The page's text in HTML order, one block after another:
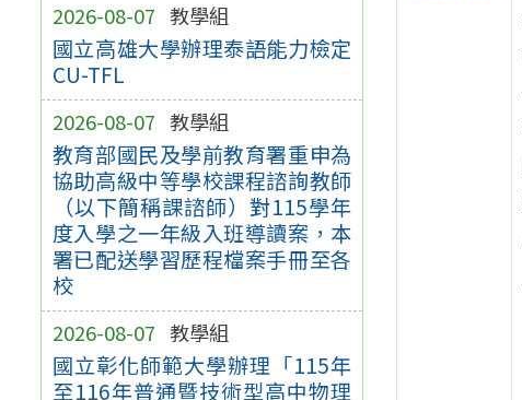
2026-08-07 教學組
國立高雄大學辦理泰語能力檢定
CU-TFL
2026-08-07 教學組
教育部國民及學前教育署重申為
協助高級中等學校課程諮詢教師
（以下簡稱課諮師）對115學年
度入學之一年級入班導讀案，本
署已配送學習歷程檔案手冊至各
校
2026-08-07 教學組
國立彰化師範大學辦理「115年
至116年普通暨技術型高中物理